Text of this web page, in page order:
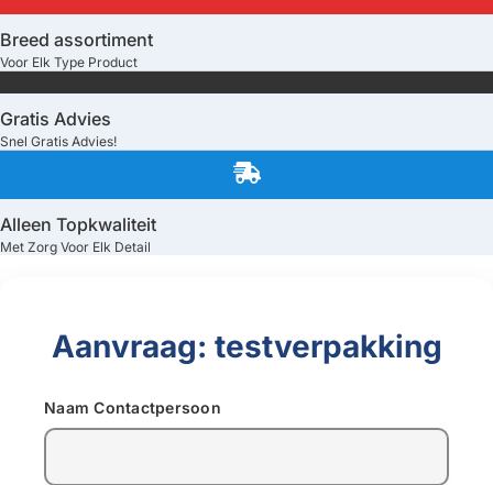
Breed assortiment
Voor Elk Type Product
Gratis Advies
Snel Gratis Advies!
Alleen Topkwaliteit
Met Zorg Voor Elk Detail
Aanvraag: testverpakking
Naam Contactpersoon